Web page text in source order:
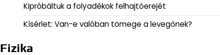
Kipróbáltuk a folyadékok felhajtóerejét
Kísérlet: Van-e valóban tömege a levegőnek?
Fizika